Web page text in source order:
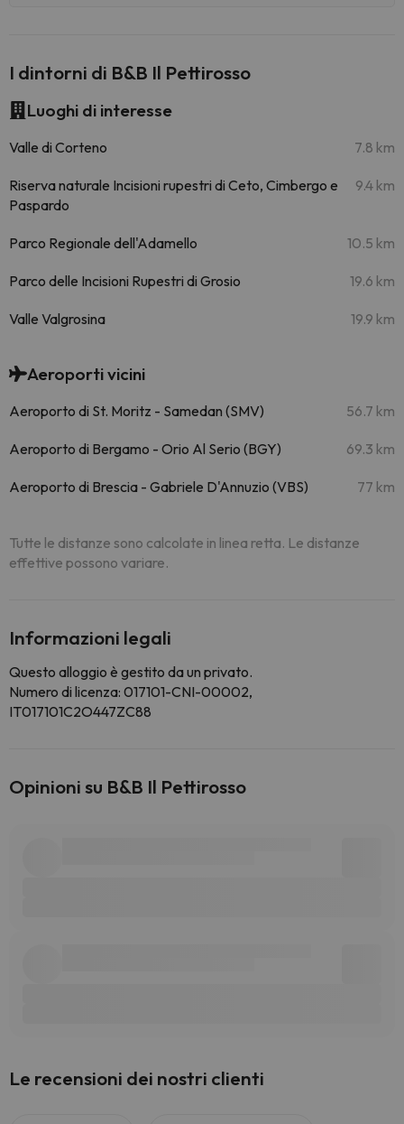
I dintorni di B&B Il Pettirosso
Luoghi di interesse
Valle di Corteno 7.8 km
Riserva naturale Incisioni rupestri di Ceto, Cimbergo e
Paspardo
9.4 km
Parco Regionale dell'Adamello 10.5 km
Parco delle Incisioni Rupestri di Grosio 19.6 km
Valle Valgrosina 19.9 km
Aeroporti vicini
Aeroporto di St. Moritz - Samedan (SMV) 56.7 km
Aeroporto di Bergamo - Orio Al Serio (BGY) 69.3 km
Aeroporto di Brescia - Gabriele D'Annuzio (VBS) 77 km
Tutte le distanze sono calcolate in linea retta. Le distanze
effettive possono variare.
Informazioni legali
Questo alloggio è gestito da un privato.
Numero di licenza: 017101-CNI-00002,
IT017101C2O447ZC88
Opinioni su B&B Il Pettirosso
Le recensioni dei nostri clienti